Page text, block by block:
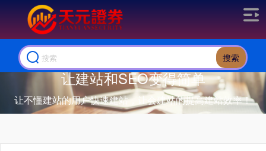
搜索
让建站和SEO变得简单
让不懂建站的用户快速建站，让会建站的提高建站效率！